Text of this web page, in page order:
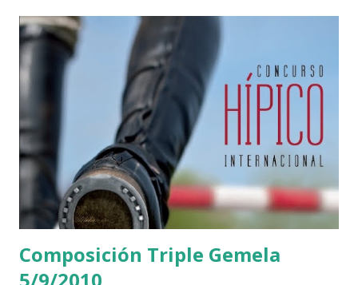
Composición Triple Gemela
5/9/2010